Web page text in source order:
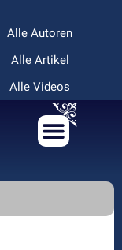
Alle Autoren
Alle Artikel
Alle Videos